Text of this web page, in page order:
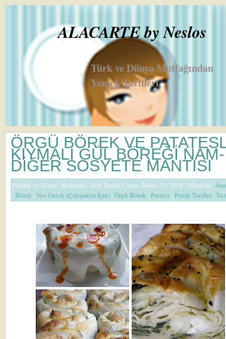
ALACARTE by Neslos
Türk ve Dünya Mutfağından
Yemek Tarifleri
ÖRGÜ BÖREK VE
KIYMALI GÜL BÖREĞİ
DİĞER SOSYETE MANTISI
Pişiren ve Yazan: Neslihan | Yazı Tarihi: Cuma, Nisan 25, 2008 | Menü'de:
,Börek ,Nes Ouick (Çalışanlar İçin) ,Örgü Börek ,Patates ,Pratik Tarifler,